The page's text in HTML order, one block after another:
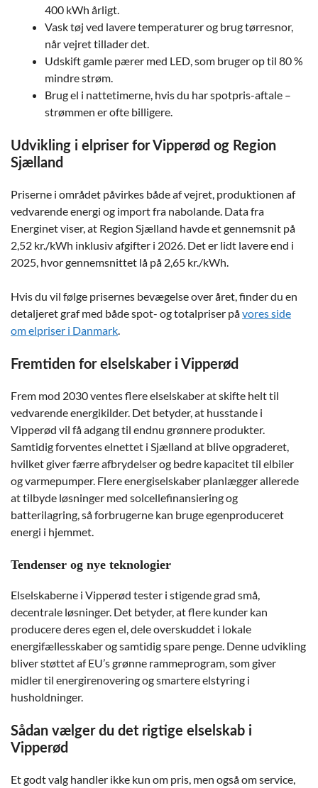
400 kWh årligt.
Vask tøj ved lavere temperaturer og brug tørresnor,
når vejret tillader det.
Udskift gamle pærer med LED, som bruger op til 80 %
mindre strøm.
Brug el i nattetimerne, hvis du har spotpris-aftale –
strømmen er ofte billigere.
Udvikling i elpriser for Vipperød og Region
Sjælland
Priserne i området påvirkes både af vejret, produktionen af
vedvarende energi og import fra nabolande. Data fra
Energinet viser, at Region Sjælland havde et gennemsnit på
2,52 kr./kWh inklusiv afgifter i 2026. Det er lidt lavere end i
2025, hvor gennemsnittet lå på 2,65 kr./kWh.
Hvis du vil følge prisernes bevægelse over året, finder du en
detaljeret graf med både spot- og totalpriser påvores side
om elpriser i Danmark
Fremtiden for elselskaber i Vipperød
Frem mod 2030 ventes flere elselskaber at skifte helt til
vedvarende energikilder. Det betyder, at husstande i
Vipperød vil få adgang til endnu grønnere produkter.
Samtidig forventes elnettet i Sjælland at blive opgraderet,
hvilket giver færre afbrydelser og bedre kapacitet til elbiler
og varmepumper. Flere energiselskaber planlægger allerede
at tilbyde løsninger med solcellefinansiering og
batterilagring, så forbrugerne kan bruge egenproduceret
energi i hjemmet.
Tendenser og nye teknologier
Elselskaberne i Vipperød tester i stigende grad små,
decentrale løsninger. Det betyder, at flere kunder kan
producere deres egen el, dele overskuddet i lokale
energifællesskaber og samtidig spare penge. Denne udvikling
bliver støttet af EU’s grønne rammeprogram, som giver
midler til energirenovering og smartere elstyring i
husholdninger.
Sådan vælger du det rigtige elselskab i
Vipperød
Et godt valg handler ikke kun om pris, men også om service,